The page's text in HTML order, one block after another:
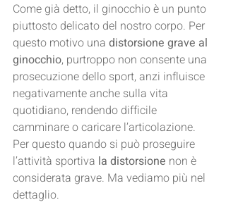
Come già detto, il ginocchio è un punto
piuttosto delicato del nostro corpo. Per
questo motivo una distorsione grave al
ginocchio, purtroppo non consente una
prosecuzione dello sport, anzi influisce
negativamente anche sulla vita
quotidiano, rendendo difficile
camminare o caricare l’articolazione.
Per questo quando si può proseguire
l’attività sportiva la distorsione non è
considerata grave. Ma vediamo più nel
dettaglio.